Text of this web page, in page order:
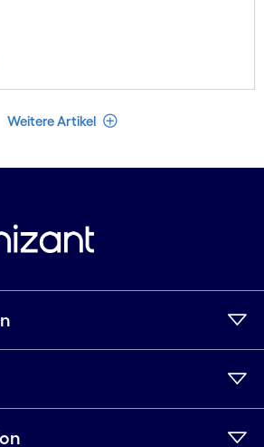
Weitere Artikel Weniger Artikel